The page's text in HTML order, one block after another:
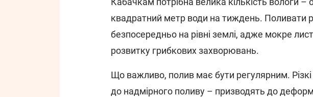
квадратний метр води на тиждень. Поливати
безпосередньо на рівні землі, адже мокре
розвитку грибкових захворювань.
Що важливо, полив має бути регулярним. Різкі
до надмірного поливу – призводять до